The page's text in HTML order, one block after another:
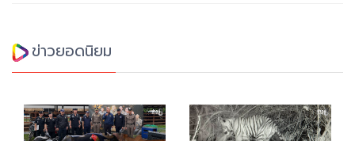
ข่าวยอดนิยม